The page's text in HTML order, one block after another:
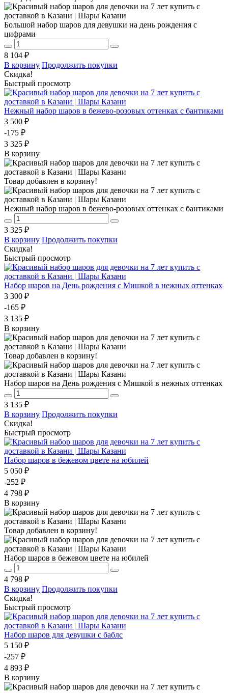
Большой набор шаров для девушки на день рождения с
цифрами
8 104 ₽
В корзину Продолжить покупки
Скидка!
Быстрый просмотр
Нежный набор шаров в бежево-розовых оттенках с бантиками
3 500 ₽
-175 ₽
3 325 ₽
В корзину
Товар добавлен в корзину!
Нежный набор шаров в бежево-розовых оттенках с бантиками
3 325 ₽
В корзину Продолжить покупки
Скидка!
Быстрый просмотр
Набор шаров на День рождения с Мишкой в нежных оттенках
3 300 ₽
-165 ₽
3 135 ₽
В корзину
Товар добавлен в корзину!
Набор шаров на День рождения с Мишкой в нежных оттенках
3 135 ₽
В корзину Продолжить покупки
Скидка!
Быстрый просмотр
Набор шаров в бежевом цвете на юбилей
5 050 ₽
-252 ₽
4 798 ₽
В корзину
Товар добавлен в корзину!
Набор шаров в бежевом цвете на юбилей
4 798 ₽
В корзину Продолжить покупки
Скидка!
Быстрый просмотр
Набор шаров для девушки с баблс
5 150 ₽
-257 ₽
4 893 ₽
В корзину